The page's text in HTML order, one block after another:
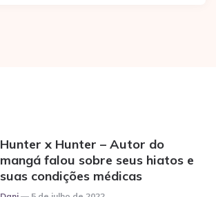
Hunter x Hunter – Autor do
mangá falou sobre seus hiatos e
suas condições médicas
Posted